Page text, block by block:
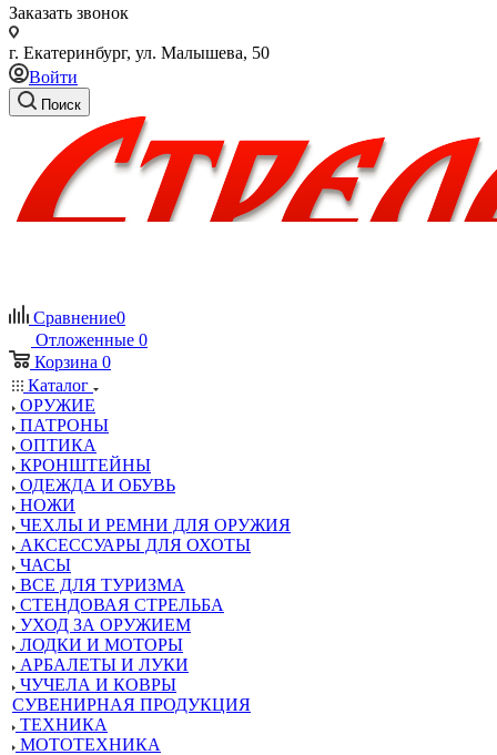
Заказать звонок
г. Екатеринбург, ул. Малышева, 50
Войти
Поиск
Сравнение0
Отложенные 0
Корзина 0
Каталог
ОРУЖИЕ
ПАТРОНЫ
ОПТИКА
КРОНШТЕЙНЫ
ОДЕЖДА И ОБУВЬ
НОЖИ
ЧЕХЛЫ И РЕМНИ ДЛЯ ОРУЖИЯ
АКСЕССУАРЫ ДЛЯ ОХОТЫ
ЧАСЫ
ВСЕ ДЛЯ ТУРИЗМА
СТЕНДОВАЯ СТРЕЛЬБА
УХОД ЗА ОРУЖИЕМ
ЛОДКИ И МОТОРЫ
АРБАЛЕТЫ И ЛУКИ
ЧУЧЕЛА И КОВРЫ
СУВЕНИРНАЯ ПРОДУКЦИЯ
ТЕХНИКА
МОТОТЕХНИКА